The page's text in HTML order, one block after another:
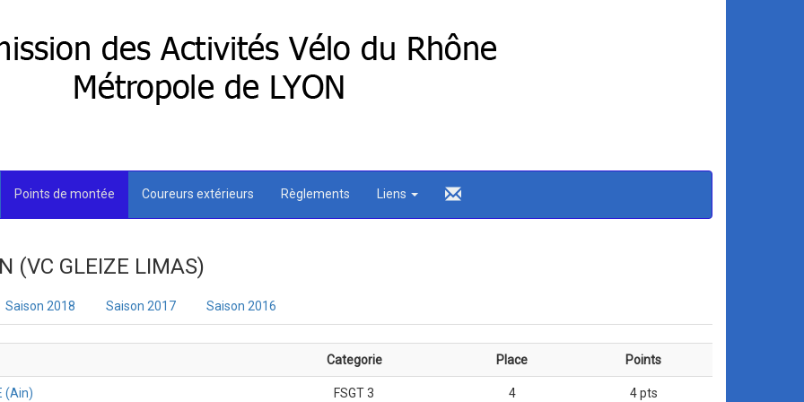
Points de montée Coureurs extérieurs Règlements Liens
(VC GLEIZE LIMAS)
Saison 2018 Saison 2017 Saison 2016
Categorie Place Points
(Ain) FSGT 3 4 4 pts